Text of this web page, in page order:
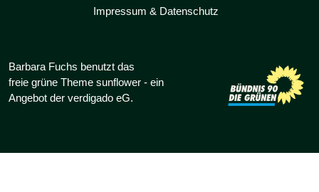
Impressum & Datenschutz
Barbara Fuchs benutzt das
freie grüne Theme sunflower ‐ ein
Angebot der verdigado eG.